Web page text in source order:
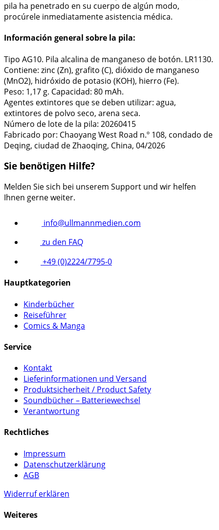
pila ha penetrado en su cuerpo de algún modo,
procúrele inmediatamente asistencia médica.
Información general sobre la pila:
Tipo AG10. Pila alcalina de manganeso de botón. LR1130.
Contiene: zinc (Zn), grafito (C), dióxido de manganeso
(MnO2), hidróxido de potasio (KOH), hierro (Fe).
Peso: 1,17 g. Capacidad: 80 mAh.
Agentes extintores que se deben utilizar: agua,
extintores de polvo seco, arena seca.
Número de lote de la pila: 20260415
Fabricado por: Chaoyang West Road n.º 108, condado de
Deqing, ciudad de Zhaoqing, China, 04/2026
Sie benötigen Hilfe?
Melden Sie sich bei unserem Support und wir helfen
Ihnen gerne weiter.
info@ullmannmedien.com
zu den FAQ
+49 (0)2224/7795-0
Hauptkategorien
Kinderbücher
Reiseführer
Comics & Manga
Service
Kontakt
Lieferinformationen und Versand
Produktsicherheit / Product Safety
Soundbücher – Batteriewechsel
Verantwortung
Rechtliches
Impressum
Datenschutzerklärung
AGB
Widerruf erklären
Weiteres